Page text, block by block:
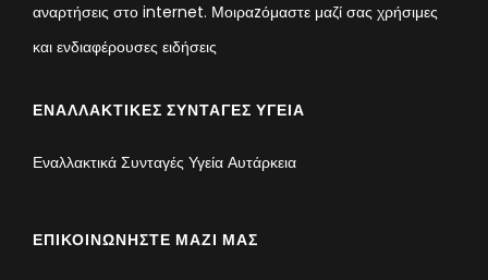
αναρτήσεις στο internet. Μοιραzόμαστε μαζί σας χρήσιμες
και ενδιαφέρουσες ειδήσεις
ΕΝΑΛΛΑΚΤΙΚΈΣ ΣΥΝΤΑΓΈΣ ΥΓΕΊΑ
Εναλλακτικά Συνταγές Υγεία Αυτάρκεια
ΕΠΙΚΟΙΝΩΝΉΣΤΕ ΜΑΖΊ ΜΑΣ